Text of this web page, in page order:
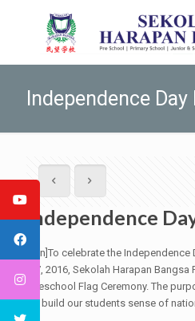
Independence
Independence
[:en]To celebrate the
17, 2016, Sekolah Harapan
Preschool Flag Ceremony. The
to build our students sense of